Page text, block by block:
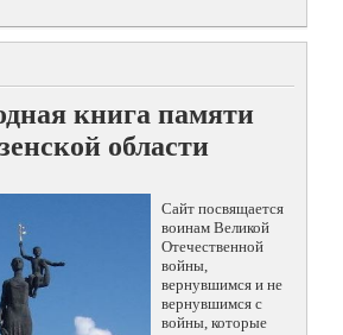
книга памяти
области
Сайт посвящается
воинам Великой
Отечественной
войны,
вернувшимся и не
вернувшимся с
войны, которые